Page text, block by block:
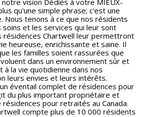
notre vision Dédiés à votre MIEUX-
qu'une simple phrase; c'est une
Nous tenons à ce que nos résidents
soins et les services qui leur sont
résidences Chartwell leur permettront
heureuse, enrichissante et saine. Il
les familles soient rassurées que
dans un environnement sûr et
à la vie quotidienne dans nos
leurs envies et leurs intérêts.
éventail complet de résidences pour
du plus important propriétaire et
pour retraités au Canada.
compte plus de 10 000 résidents